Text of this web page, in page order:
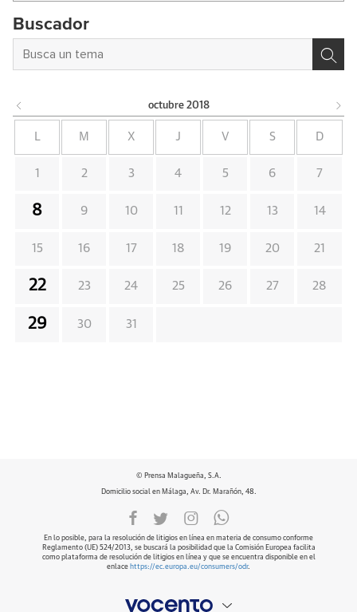
Buscador
octubre 2018
L M X J V S D
1 2 3 4 5 6 7
8 9 10 11 12 13 14
15 16 17 18 19 20 21
22 23 24 25 26 27 28
29 30 31
© Prensa Malagueña, S.A.
Domicilio social en Málaga, Av. Dr. Marañón, 48.
En lo posible, para la resolución de litigios en línea en materia de consumo conforme
Reglamento (UE) 524/2013, se buscará la posibilidad que la Comisión Europea facilita
como plataforma de resolución de litigios en línea y que se encuentra disponible en el
enlace https://ec.europa.eu/consumers/odr.